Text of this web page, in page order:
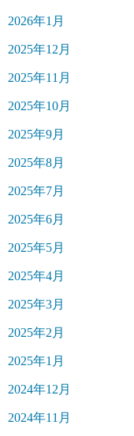
2026年1月
2025年12月
2025年11月
2025年10月
2025年9月
2025年8月
2025年7月
2025年6月
2025年5月
2025年4月
2025年3月
2025年2月
2025年1月
2024年12月
2024年11月